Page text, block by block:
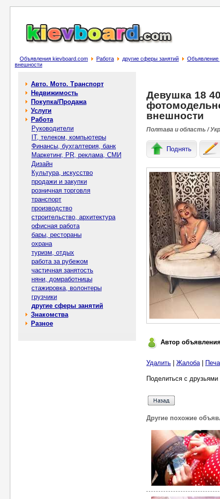
Объявления kievboard.com Работа другие сферы занятий
Объявление
внешности
Авто. Мото. Транспорт
Недвижимость
Покупка/Продажа
Услуги
Работа
Руководители
IT, телеком, компьютеры
Финансы, бухгалтерия, банк
Маркетинг, PR, реклама, СМИ
Дизайн
Культура, искусство
продажи и закупки
розничная торговля
транспорт
производство
строительство, архитектура
офисная работа
бары, рестораны
охрана
туризм, отдых
работа за рубежом
частичная занятость
няни, домработницы
стажировка, волонтеры
грузчики
другие сферы занятий
Знакомства
Разное
Девушка 18
внешности
Полтава и область /
Поднять
Автор
Удалить Жалоба|
Поделиться с
Другие похожие